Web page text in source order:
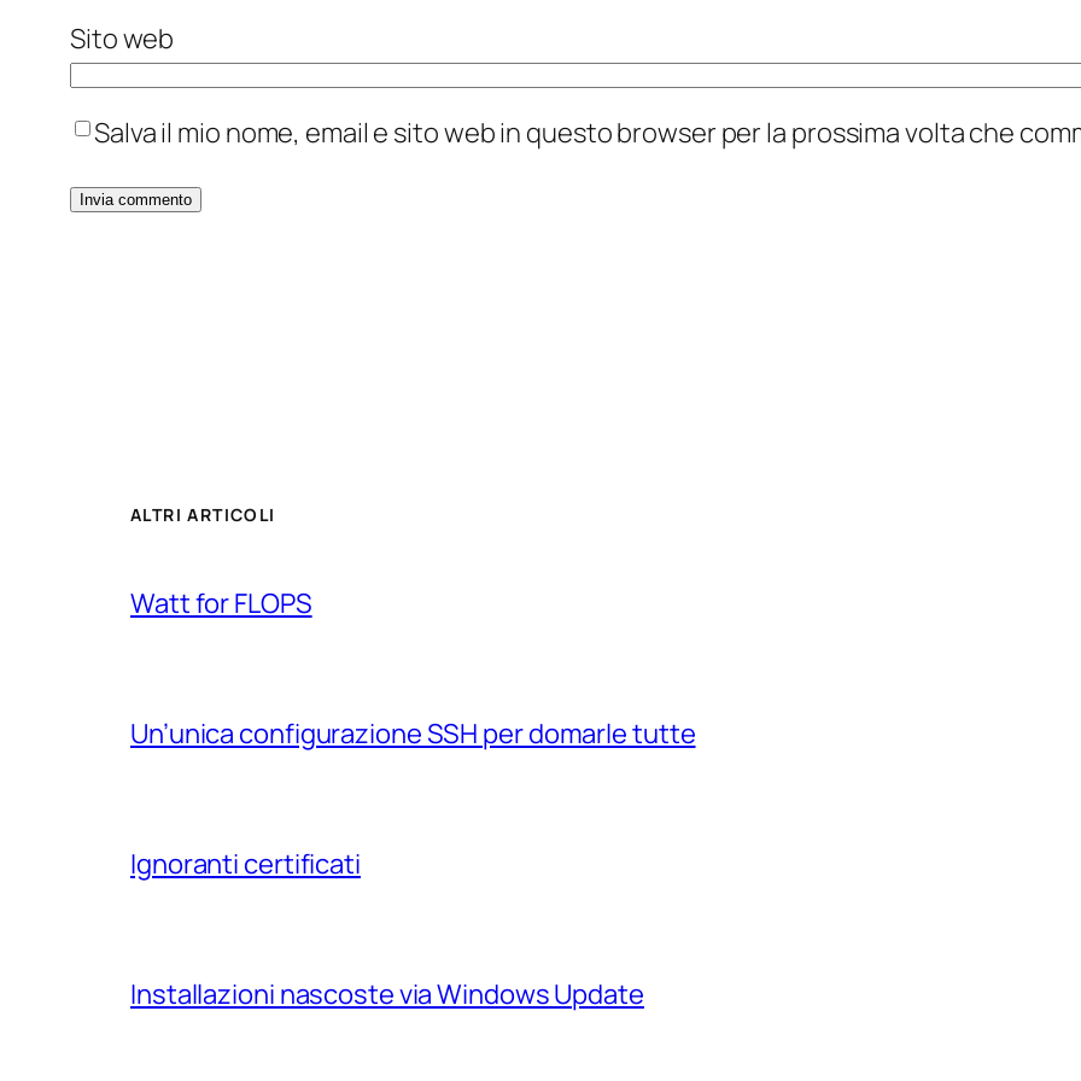
Sito web
Salva il mio nome, email e sito web in questo browser per la prossima volta che
ALTRI ARTICOLI
Watt for FLOPS
Un’unica configurazione SSH per domarle tutte
Ignoranti certificati
Installazioni nascoste via Windows Update